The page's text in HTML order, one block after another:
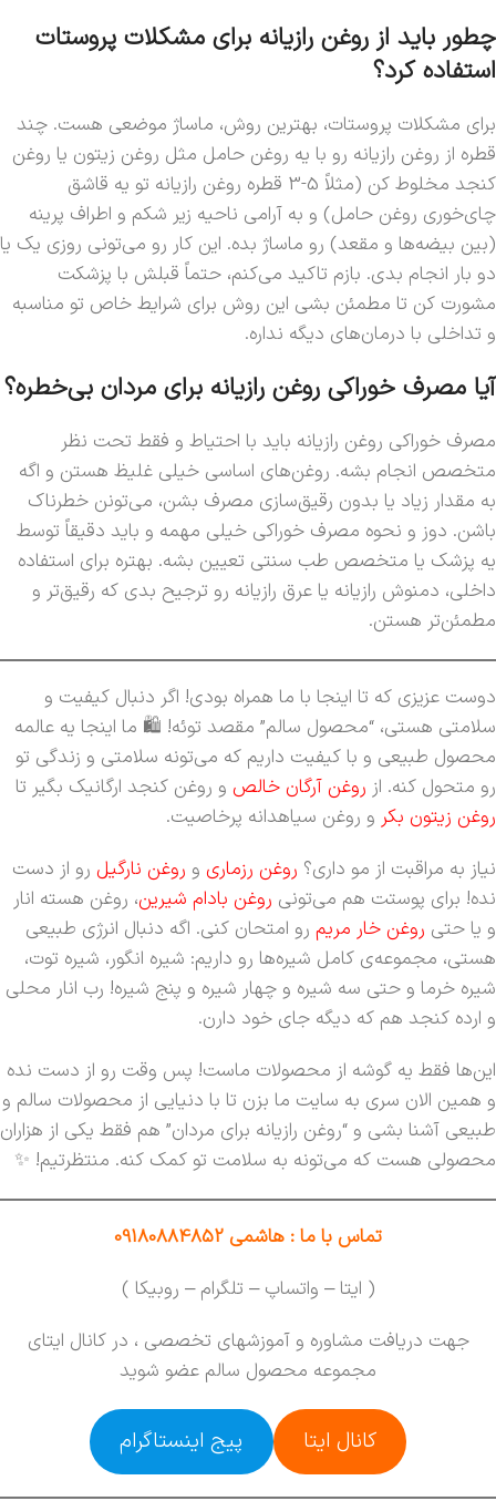
چطور باید از روغن رازیانه برای مشکلات پروستات
استفاده کرد؟
برای مشکلات پروستات، بهترین روش، ماساژ موضعی هست. چند
قطره از روغن رازیانه رو با یه روغن حامل مثل روغن زیتون یا روغن
کنجد مخلوط کن (مثلاً 5-3 قطره روغن رازیانه تو یه قاشق
چای‌خوری روغن حامل) و به آرامی ناحیه زیر شکم و اطراف پرینه
(بین بیضه‌ها و مقعد) رو ماساژ بده. این کار رو می‌تونی روزی یک یا
دو بار انجام بدی. بازم تاکید می‌کنم، حتماً قبلش با پزشکت
مشورت کن تا مطمئن بشی این روش برای شرایط خاص تو مناسبه
و تداخلی با درمان‌های دیگه نداره.
آیا مصرف خوراکی روغن رازیانه برای مردان بی‌خطره؟
مصرف خوراکی روغن رازیانه باید با احتیاط و فقط تحت نظر
متخصص انجام بشه. روغن‌های اساسی خیلی غلیظ هستن و اگه
به مقدار زیاد یا بدون رقیق‌سازی مصرف بشن، می‌تونن خطرناک
باشن. دوز و نحوه مصرف خوراکی خیلی مهمه و باید دقیقاً توسط
یه پزشک یا متخصص طب سنتی تعیین بشه. بهتره برای استفاده
داخلی، دمنوش رازیانه یا عرق رازیانه رو ترجیح بدی که رقیق‌تر و
مطمئن‌تر هستن.
دوست عزیزی که تا اینجا با ما همراه بودی! اگر دنبال کیفیت و
سلامتی هستی، “محصول سالم” مقصد توئه! 🛍️ ما اینجا یه عالمه
محصول طبیعی و با کیفیت داریم که می‌تونه سلامتی و زندگی تو
رو متحول کنه. از روغن آرگان خالص و روغن کنجد ارگانیک بگیر تا
روغن زیتون بکر و روغن سیاهدانه پرخاصیت.
نیاز به مراقبت از مو داری؟ روغن رزماری و روغن نارگیل رو از دست
نده! برای پوستت هم می‌تونی روغن بادام شیرین، روغن هسته انار
و یا حتی روغن خار مریم رو امتحان کنی. اگه دنبال انرژی طبیعی
هستی، مجموعه‌ی کامل شیره‌ها رو داریم: شیره انگور، شیره توت،
شیره خرما و حتی سه شیره و چهار شیره و پنج شیره! رب انار محلی
و ارده کنجد هم که دیگه جای خود دارن.
این‌ها فقط یه گوشه از محصولات ماست! پس وقت رو از دست نده
و همین الان سری به سایت ما بزن تا با دنیایی از محصولات سالم و
طبیعی آشنا بشی و “روغن رازیانه برای مردان” هم فقط یکی از هزاران
محصولی هست که می‌تونه به سلامت تو کمک کنه. منتظرتیم! ✨
تماس با ما : هاشمی 09180884852
( ایتا – واتساپ – تلگرام – روبیکا )
جهت دریافت مشاوره و آموزشهای تخصصی ، در کانال ایتای
مجموعه محصول سالم عضو شوید
کانال ایتا پیج اینستاگرام